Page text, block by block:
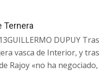
Ternera
DUPUY Tras
vasca de Interior, y tras
Rajoy «no ha negociado,